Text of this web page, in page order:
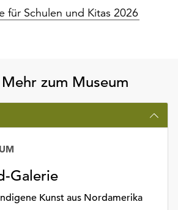
für Schulen und Kitas 2026
zum Museum
Galerie
Kunst aus Nordamerika